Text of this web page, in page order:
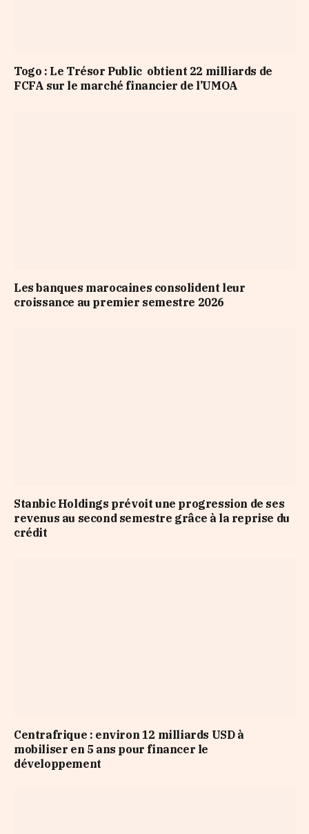
Togo : Le Trésor Public obtient 22 milliards de
FCFA sur le marché financier de l’UMOA
Les banques marocaines consolident leur
croissance au premier semestre 2026
Stanbic Holdings prévoit une progression de ses
revenus au second semestre grâce à la reprise du
crédit
Centrafrique : environ 12 milliards USD à
mobiliser en 5 ans pour financer le
développement